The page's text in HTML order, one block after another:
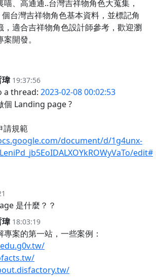
喵、高通通..台灣吉祥物角色大蒐集，
台灣吉祥物角色基本資料，並標記角
，適合吉祥物角色設計師參考，歡迎瀏
開發。
19:37:56
a thread: 2023-02-08 00:02:53
個 Landing page ?
請規範
document/d/1g4unx-
edit#
是什麼？？
18:03:19
專案的第一站，一些案例：